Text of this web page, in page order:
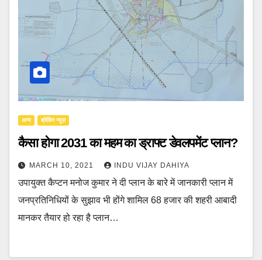
अन्य ब्रेकिंग न्यूज़
‍कैसा होगा 2031 का महम का ड्राफ्ट डेवलपमेंट प्लान?
MARCH 10, 2021 INDU VIJAY DAHIYA
उपायुक्त कैप्टन मनोज कुमार ने दी प्लान के बारे में जानकारी प्लान में
जनप्रतिनिधियों के सुझाव भी होंगे शामिल 68 हजार की शहरी आबादी
मानकर तैयार हो रहा है प्लान…